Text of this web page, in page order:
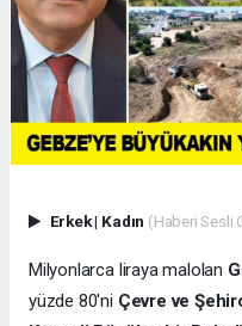
Erkek| Kadın (Haberi Sesli
Milyonlarca liraya malolan
yüzde 80'ni Çevre ve